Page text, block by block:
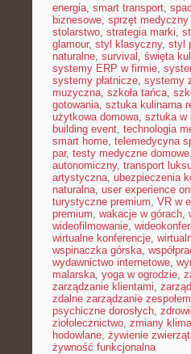
energia, smart transport,
biznesowe, sprzęt medyczny
stolarstwo, strategia marki,
glamour, styl klasyczny, styl
naturalne, survival , święta
systemy ERP w firmie,
systemy płatnicze, systemy
muzyczna, szkoła tańca,
gotowania, sztuka kulinarna
użytkowa domowa, sztuka w
building event, technologia
smart home, telemedycyna
par, testy medyczne domowe,
autonomiczny, transport
artystyczna, ubezpieczenia
naturalna, user experience
turystyczne premium, VR w
premium, wakacje w górach,
wideofilmowanie,
wirtualne konferencje,
wspinaczka górska,
wydawnictwo internetowe,
malarska, yoga w ogrodzie,
zarządzanie klientami,
zdalne zarządzanie zespołem
psychiczne dorosłych,
ziołolecznictwo, zmiany
hodowlane, żywienie
żywność funkcjonalna